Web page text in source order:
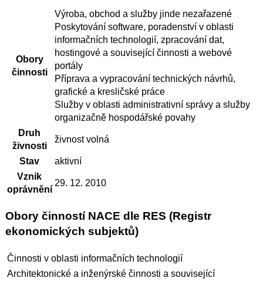
Obory
činnosti
Výroba, obchod a služby jinde nezařazené
Poskytování software, poradenství v oblasti
informačních technologií, zpracování dat,
hostingové a související činnosti a webové
portály
Příprava a vypracování technických návrhů,
grafické a kresličské práce
Služby v oblasti administrativní správy a služby
organizačně hospodářské povahy
Druh
živnosti
živnost volná
Stav
aktivní
Vznik
oprávnění
29. 12. 2010
Obory činností NACE dle RES (Registr
ekonomických subjektů)
Činnosti v oblasti informačních technologií
Architektonické a inženýrské činnosti a související